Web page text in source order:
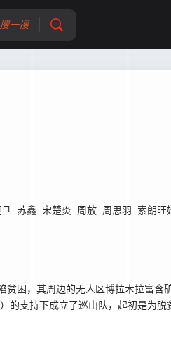
搜一搜
苏鑫 宋楚炎 周放 周思羽 索朗旺
贫困，其周边的无人区博拉木拉富
的支持下成立了巡山队，起初是为脱